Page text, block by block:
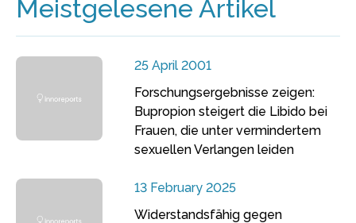
Meistgelesene Artikel
25 April 2001
Forschungsergebnisse zeigen:
Bupropion steigert die Libido bei
Frauen, die unter vermindertem
sexuellen Verlangen leiden
13 February 2025
Widerstandsfähig gegen